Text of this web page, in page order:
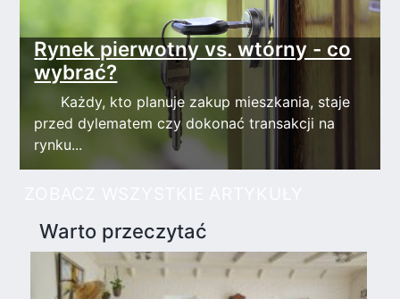
Rynek pierwotny vs. wtórny - co
wybrać?
Każdy, kto planuje zakup mieszkania, staje
przed dylematem czy dokonać transakcji na
rynku...
Warto przeczytać